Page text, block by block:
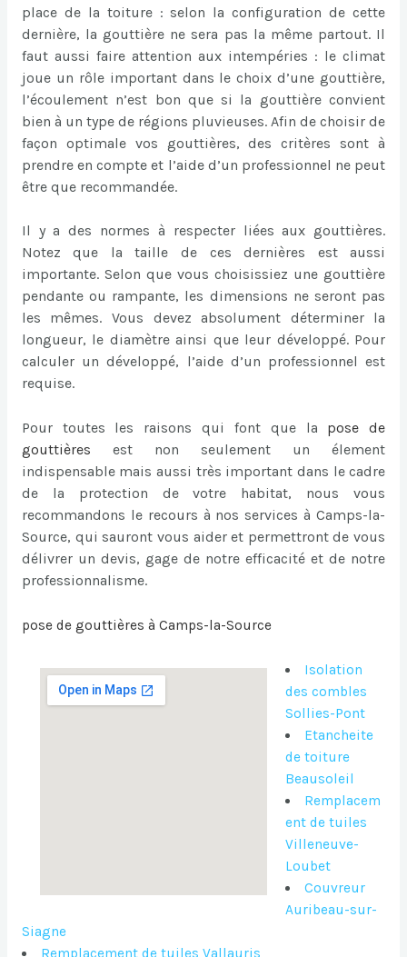
place de la toiture : selon la configuration de cette
dernière, la gouttière ne sera pas la même partout. Il
faut aussi faire attention aux intempéries : le climat
joue un rôle important dans le choix d’une gouttière,
l’écoulement n’est bon que si la gouttière convient
bien à un type de régions pluvieuses. Afin de choisir de
façon optimale vos gouttières, des critères sont à
prendre en compte et l’aide d’un professionnel ne peut
être que recommandée.
Il y a des normes à respecter liées aux gouttières.
Notez que la taille de ces dernières est aussi
importante. Selon que vous choisissiez une gouttière
pendante ou rampante, les dimensions ne seront pas
les mêmes. Vous devez absolument déterminer la
longueur, le diamètre ainsi que leur développé. Pour
calculer un développé, l’aide d’un professionnel est
requise.
Pour toutes les raisons qui font que la pose de
gouttières
est non seulement un élement
indispensable mais aussi très important dans le cadre
de la protection de votre habitat, nous vous
recommandons le recours à nos services à Camps-la-
Source, qui sauront vous aider et permettront de vous
délivrer un devis, gage de notre efficacité et de notre
professionnalisme.
pose de gouttières à Camps-la-Source
Isolation
des combles
Sollies-Pont
Etancheite
de toiture
Beausoleil
Remplacem
ent de tuiles
Villeneuve-
Loubet
Couvreur
Auribeau-sur-
Siagne
Remplacement de tuiles Vallauris